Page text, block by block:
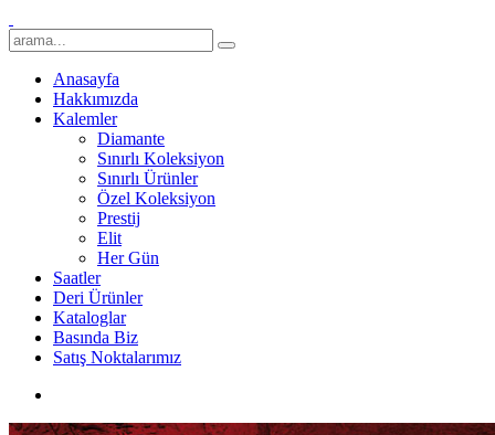
Anasayfa
Hakkımızda
Kalemler
Diamante
Sınırlı Koleksiyon
Sınırlı Ürünler
Özel Koleksiyon
Prestij
Elit
Her Gün
Saatler
Deri Ürünler
Kataloglar
Basında Biz
Satış Noktalarımız